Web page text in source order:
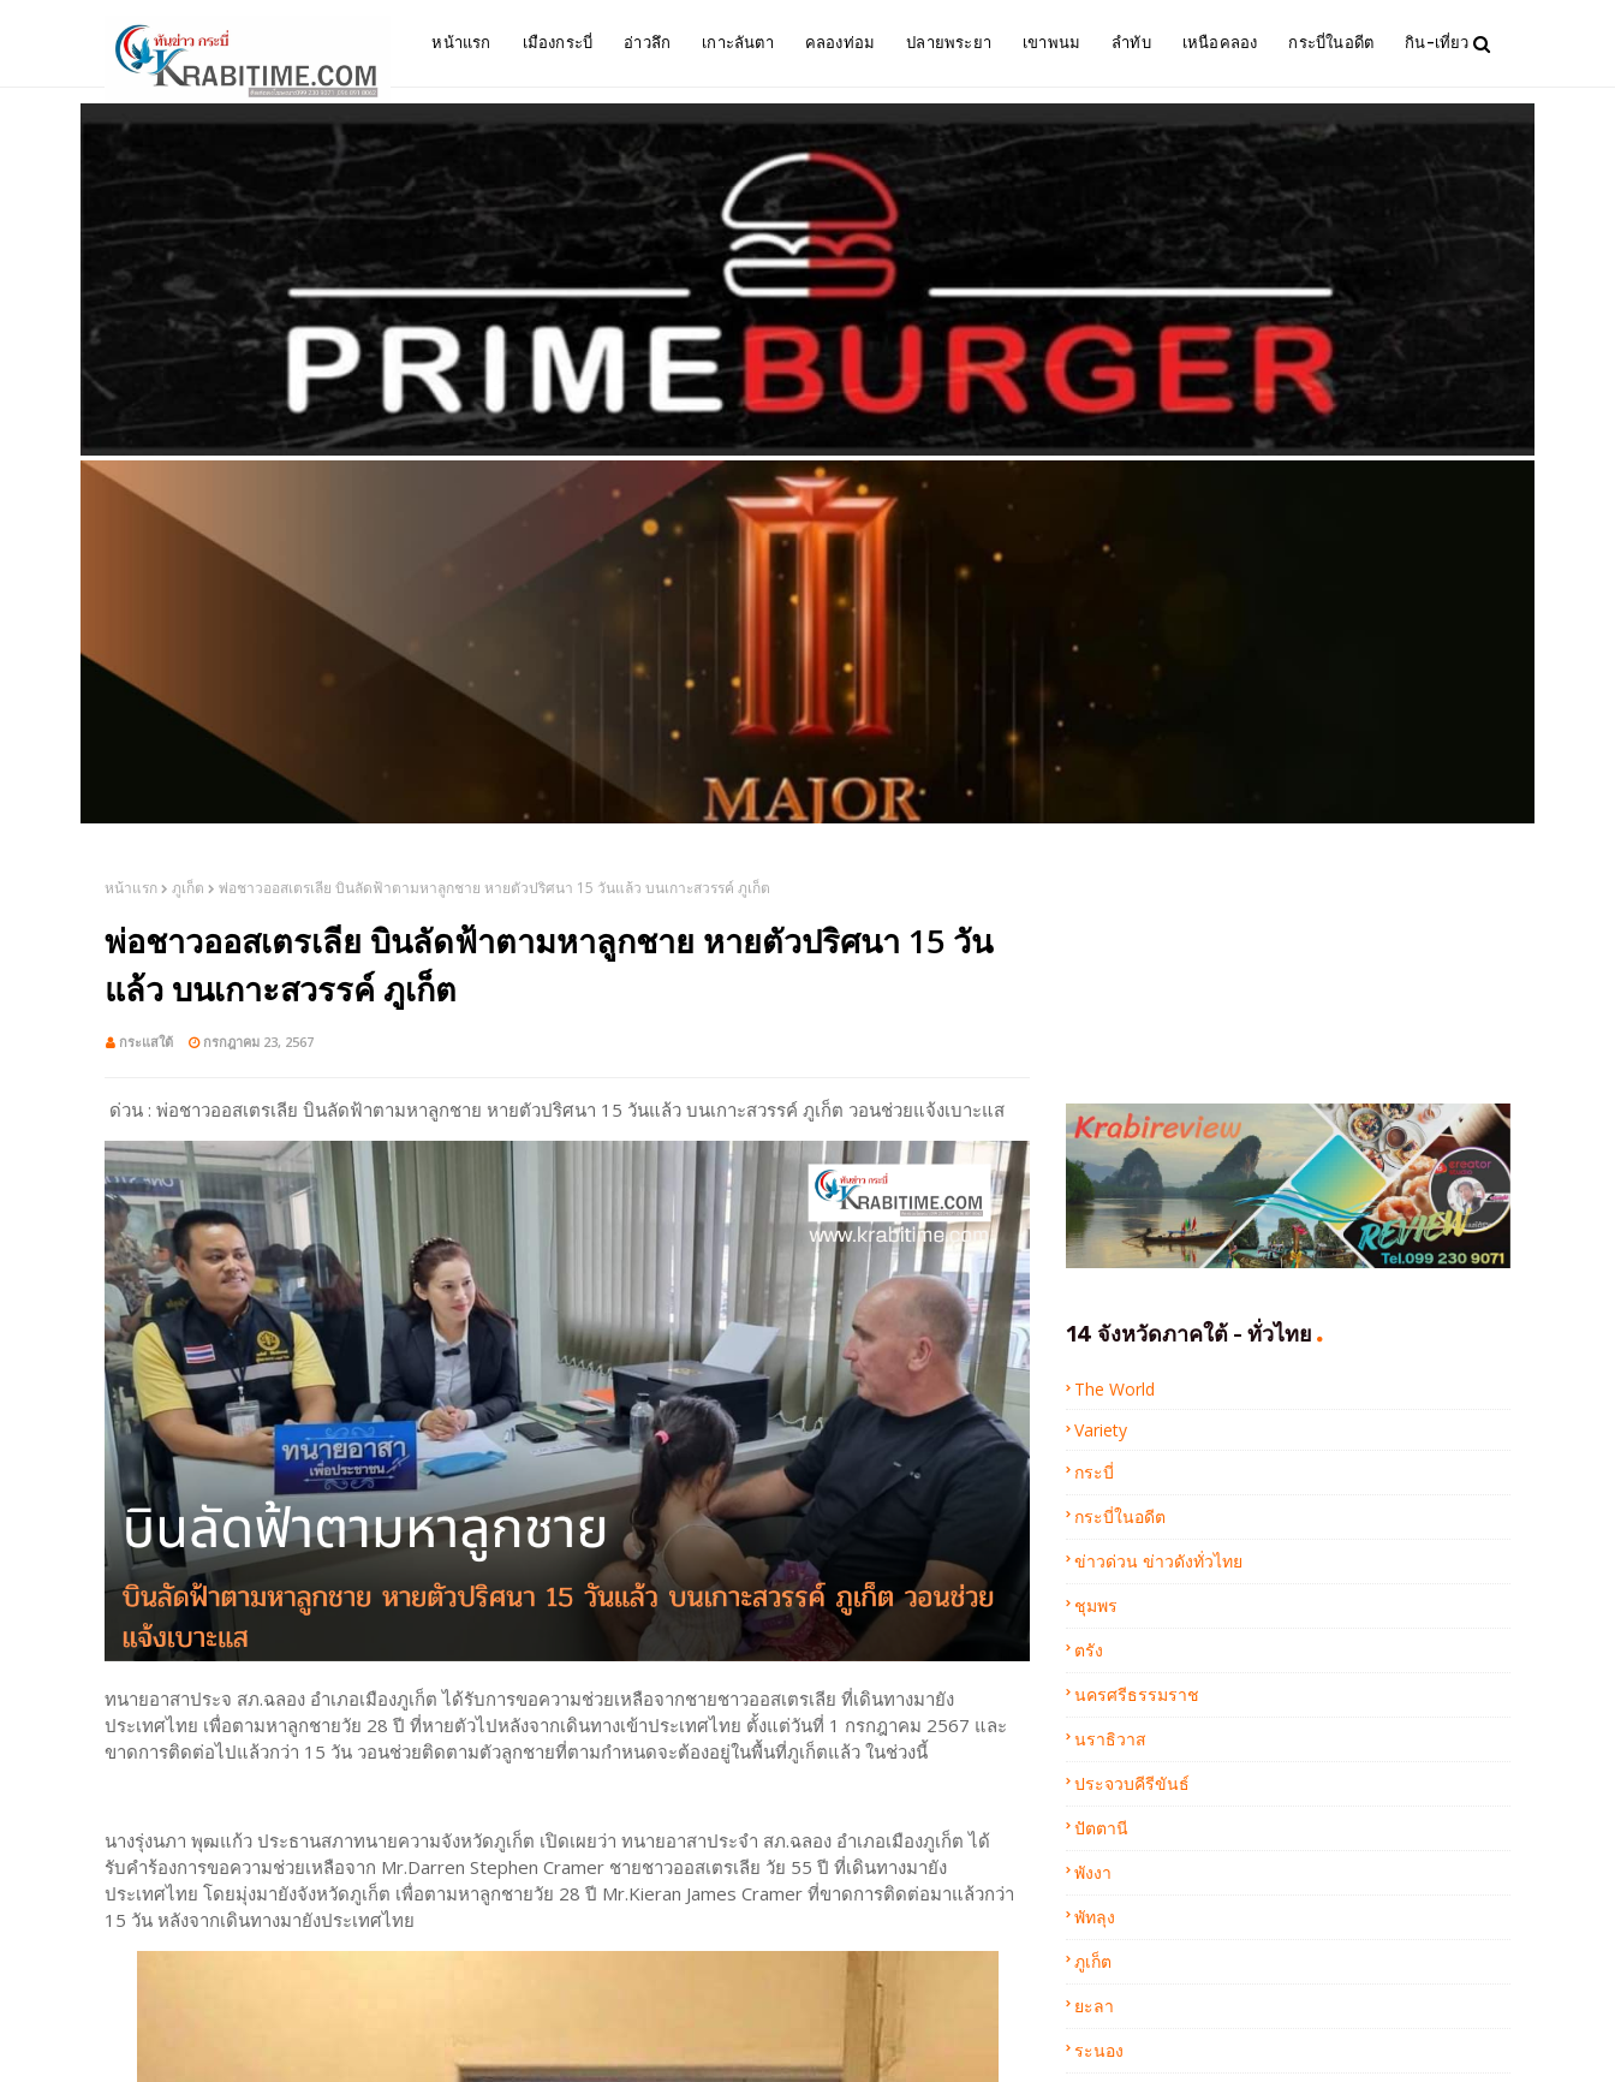
หน้าแรก เมืองกระบี่ อ่าวลึก เกาะลันตา คลองท่อม ปลายพระยา เขาพนม ลำทับ เหนือคลอง กระบี่ในอดีต กิน-เที่ยว
หน้าแรก ภูเก็ต พ่อชาวออสเตรเลีย บินลัดฟ้าตามหาลูกชาย หายตัวปริศนา 15 วันแล้ว บนเกาะสวรรค์ ภูเก็ต
พ่อชาวออสเตรเลีย บินลัดฟ้าตามหาลูกชาย หายตัวปริศนา 15 วัน
แล้ว บนเกาะสวรรค์ ภูเก็ต
กระแสใต้ กรกฎาคม 23, 2567
ด่วน : พ่อชาวออสเตรเลีย บินลัดฟ้าตามหาลูกชาย หายตัวปริศนา 15 วันแล้ว บนเกาะสวรรค์ ภูเก็ต วอนช่วยแจ้งเบาะแส
ทนายอาสาประจ สภ.ฉลอง อำเภอเมืองภูเก็ต ได้รับการขอความช่วยเหลือจากชายชาวออสเตรเลีย ที่เดินทางมายัง
ประเทศไทย เพื่อตามหาลูกชายวัย 28 ปี ที่หายตัวไปหลังจากเดินทางเข้าประเทศไทย ตั้งแต่วันที่ 1 กรกฎาคม 2567 และ
ขาดการติดต่อไปแล้วกว่า 15 วัน วอนช่วยติดตามตัวลูกชายที่ตามกำหนดจะต้องอยู่ในพื้นที่ภูเก็ตแล้ว ในช่วงนี้
นางรุ่งนภา พุฒแก้ว ประธานสภาทนายความจังหวัดภูเก็ต เปิดเผยว่า ทนายอาสาประจำ สภ.ฉลอง อำเภอเมืองภูเก็ต ได้
รับคำร้องการขอความช่วยเหลือจาก Mr.Darren Stephen Cramer ชายชาวออสเตรเลีย วัย 55 ปี ที่เดินทางมายัง
ประเทศไทย โดยมุ่งมายังจังหวัดภูเก็ต เพื่อตามหาลูกชายวัย 28 ปี Mr.Kieran James Cramer ที่ขาดการติดต่อมาแล้วกว่า
15 วัน หลังจากเดินทางมายังประเทศไทย
14 จังหวัดภาคใต้ - ทั่วไทย
The World
Variety
กระบี่
กระบี่ในอดีต
ข่าวด่วน ข่าวดังทั่วไทย
ชุมพร
ตรัง
นครศรีธรรมราช
นราธิวาส
ประจวบคีรีขันธ์
ปัตตานี
พังงา
พัทลุง
ภูเก็ต
ยะลา
ระนอง